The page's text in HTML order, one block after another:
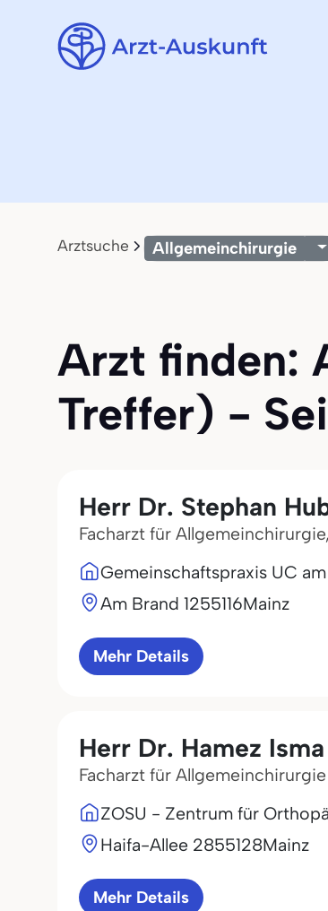
Arztsuche Allgemeinchirurgie
Arzt finden:
Treffer) -
Herr Dr. Stephan
Facharzt für
Gemeinschaftspraxis UC
Am Brand 1255116Mainz
Mehr Details
Herr Dr. Hamez Isma
Facharzt für Allgemeinchirurgie
ZOSU - Zentrum für
Haifa-Allee 2855128Mainz
Mehr Details